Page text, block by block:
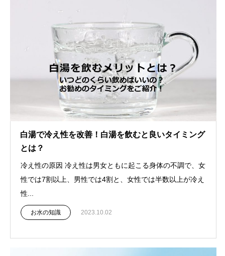
白湯で冷え性を改善！白湯を飲むと良いタイミング
とは？
冷え性の原因 冷え性は男女ともに起こる身体の不調で、女
性では7割以上、男性では4割と、女性では半数以上が冷え
性...
お水の知識 2023.10.02